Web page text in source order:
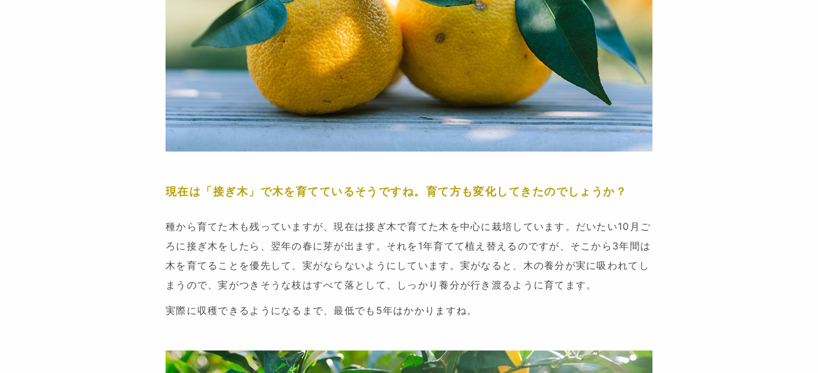
現在は「接ぎ木」で木を育てているそうですね。育て方も変化してきたのでしょうか？
種から育てた木も残っていますが、現在は接ぎ木で育てた木を中心に栽培しています。だいたい10月ご
ろに接ぎ木をしたら、翌年の春に芽が出ます。それを1年育てて植え替えるのですが、そこから3年間は
木を育てることを優先して、実がならないようにしています。実がなると、木の養分が実に吸われてし
まうので、実がつきそうな枝はすべて落として、しっかり養分が行き渡るように育てます。
実際に収穫できるようになるまで、最低でも5年はかかりますね。